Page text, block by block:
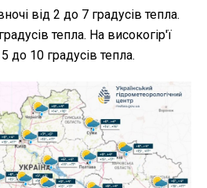
від 2 до 7 градусів тепла.
тепла. На високогір'ї
до 10 градусів тепла.